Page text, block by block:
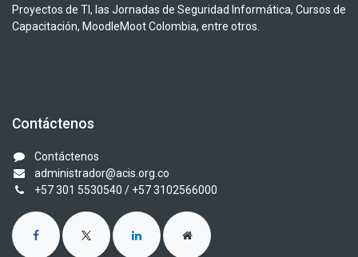
Proyectos de TI, las Jornadas de Seguridad Informática, Cursos de
Capacitación, MoodleMoot Colombia, entre otros.
Contáctenos
Contáctenos
administrador@acis.org.co
+57 301 5530540 / +57 3102566000